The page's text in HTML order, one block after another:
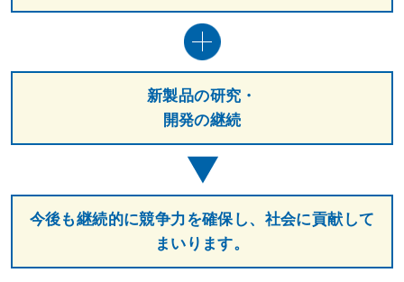
新製品の研究・
開発の継続
今後も継続的に競争力を確保し、社会に貢献して
まいります。